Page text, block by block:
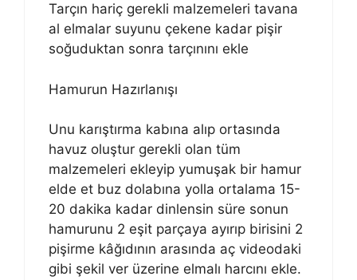
Tarçın hariç gerekli malzemeleri tavana
al elmalar suyunu çekene kadar pişir
soğuduktan sonra tarçınını ekle
Hamurun Hazırlanışı
Unu karıştırma kabına alıp ortasında
havuz oluştur gerekli olan tüm
malzemeleri ekleyip yumuşak bir hamur
elde et buz dolabına yolla ortalama 15-
20 dakika kadar dinlensin süre sonun
hamurunu 2 eşit parçaya ayırıp birisini 2
pişirme kâğıdının arasında aç videodaki
gibi şekil ver üzerine elmalı harcını ekle.